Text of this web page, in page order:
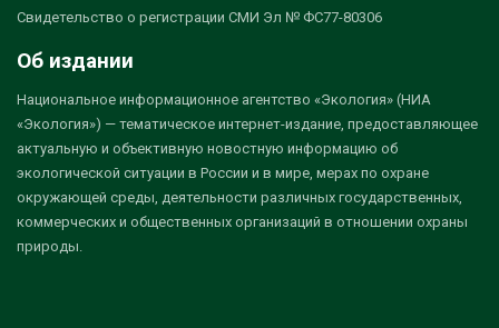
Свидетельство о регистрации СМИ Эл № ФС77-80306
Об издании
Национальное информационное агентство «Экология» (НИА
«Экология») — тематическое интернет-издание, предоставляющее
актуальную и объективную новостную информацию об
экологической ситуации в России и в мире, мерах по охране
окружающей среды, деятельности различных государственных,
коммерческих и общественных организаций в отношении охраны
природы.